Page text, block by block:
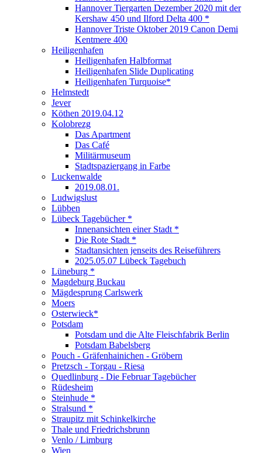
Hannover Tiergarten Dezember 2020 mit der
Kershaw 450 und Ilford Delta 400 *
Hannover Triste Oktober 2019 Canon Demi
Kentmere 400
Heiligenhafen
Heiligenhafen Halbformat
Heiligenhafen Slide Duplicating
Heiligenhafen Turquoise*
Helmstedt
Jever
Köthen 2019.04.12
Kolobrezg
Das Apartment
Das Café
Militärmuseum
Stadtspaziergang in Farbe
Luckenwalde
2019.08.01.
Ludwigslust
Lübben
Lübeck Tagebücher *
Innenansichten einer Stadt *
Die Rote Stadt *
Stadtansichten jenseits des Reiseführers
2025.05.07 Lübeck Tagebuch
Lüneburg *
Magdeburg Buckau
Mägdesprung Carlswerk
Moers
Osterwieck*
Potsdam
Potsdam und die Alte Fleischfabrik Berlin
Potsdam Babelsberg
Pouch - Gräfenhainichen - Gröbern
Pretzsch - Torgau - Riesa
Quedlinburg - Die Februar Tagebücher
Rüdesheim
Steinhude *
Stralsund *
Straupitz mit Schinkelkirche
Thale und Friedrichsbrunn
Venlo / Limburg
Wien